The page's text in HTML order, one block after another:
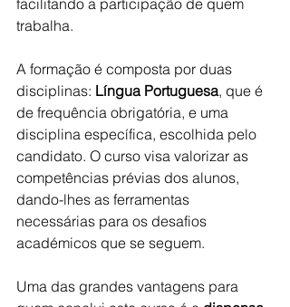
facilitando a participação de quem
trabalha.
A formação é composta por duas
disciplinas: Língua Portuguesa, que é
de frequência obrigatória, e uma
disciplina específica, escolhida pelo
candidato. O curso visa valorizar as
competências prévias dos alunos,
dando-lhes as ferramentas
necessárias para os desafios
académicos que se seguem.
Uma das grandes vantagens para